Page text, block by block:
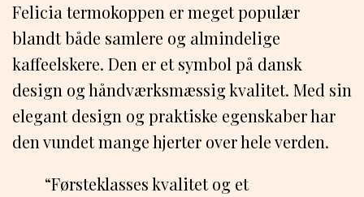
Felicia termokoppen er meget populær
blandt både samlere og almindelige
kaffeelskere. Den er et symbol på dansk
design og håndværksmæssig kvalitet. Med sin
elegant design og praktiske egenskaber har
den vundet mange hjerter over hele verden.
“Førsteklasses kvalitet og et